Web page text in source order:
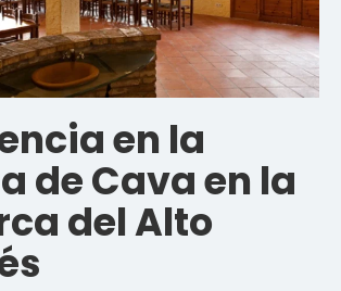
en la
de Cava en la
del Alto